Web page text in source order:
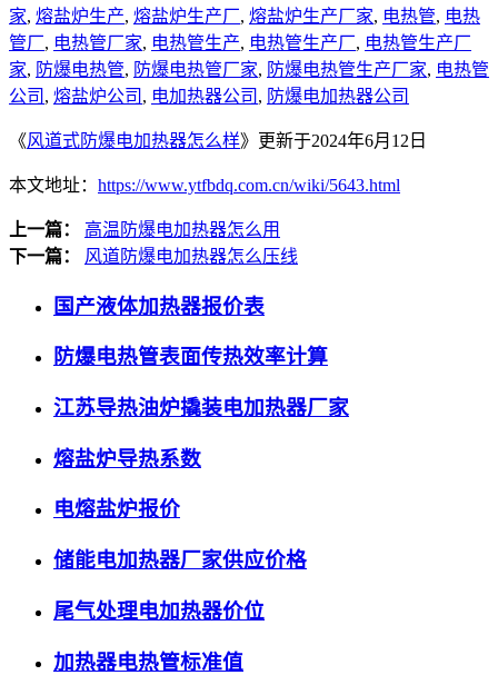
家, 熔盐炉生产, 熔盐炉生产厂, 熔盐炉生产厂家, 电热管, 电热
管厂, 电热管厂家, 电热管生产, 电热管生产厂, 电热管生产厂
家, 防爆电热管, 防爆电热管厂家, 防爆电热管生产厂家, 电热管
公司 , 熔盐炉公司 , 电加热器公司 , 防爆电加热器公司
《风道式防爆电加热器怎么样》更新于2024年6月12日
本文地址： https://www.ytfbdq.com.cn/wiki/5643.html
上一篇：
高温防爆电加热器怎么用
下一篇：
风道防爆电加热器怎么压线
国产液体加热器报价表
防爆电热管表面传热效率计算
江苏导热油炉撬装电加热器厂家
熔盐炉导热系数
电熔盐炉报价
储能电加热器厂家供应价格
尾气处理电加热器价位
加热器电热管标准值